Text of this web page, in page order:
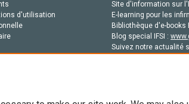
d'utilisation
Site d'information sur
E-learning pour les
Bibliothèque d'e-books
Blog special IFSI :
Suivez notre actualité